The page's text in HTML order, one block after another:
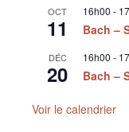
OCT
11
16h00 -
Bach –
DÉC
20
16h00 -
Bach –
Voir le calendrier